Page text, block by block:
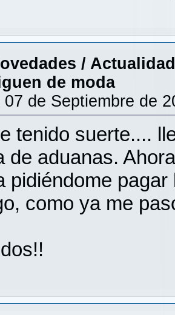
/ Actualidad
de moda
07 de Septiembre de
tenido suerte....
de aduanas.
pidiéndome
como ya me